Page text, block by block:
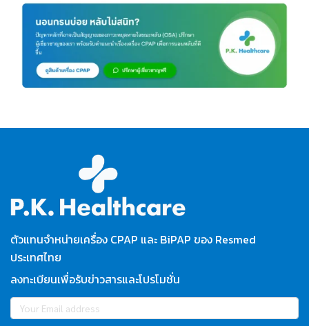
ตัวแทนจำหน่ายเครื่อง CPAP และ BiPAP ของ Resmed
ประเทศไทย
ลงทะเบียนเพื่อรับข่าวสารและโปรโมชั่น